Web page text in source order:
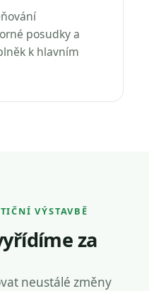
posudky a
k hlavním
VÝSTAVBĚ
za
neustálé změny